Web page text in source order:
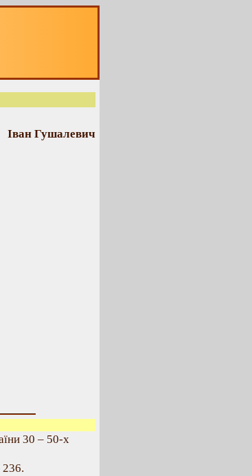
Іван Гушалевич
30 – 50-х
236.